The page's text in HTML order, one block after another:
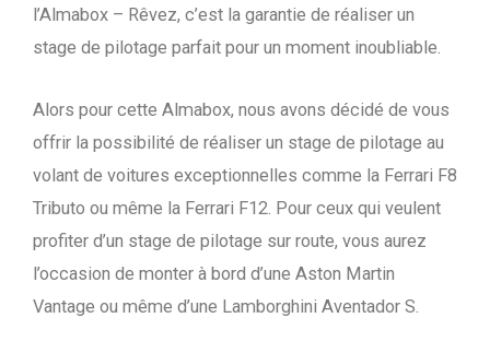
l’Almabox – Rêvez, c’est la garantie de réaliser un
stage de pilotage parfait pour un moment inoubliable.
Alors pour cette Almabox, nous avons décidé de vous
offrir la possibilité de réaliser un stage de pilotage au
volant de voitures exceptionnelles comme la Ferrari F8
Tributo ou même la Ferrari F12. Pour ceux qui veulent
profiter d’un stage de pilotage sur route, vous aurez
l’occasion de monter à bord d’une Aston Martin
Vantage ou même d’une Lamborghini Aventador S.